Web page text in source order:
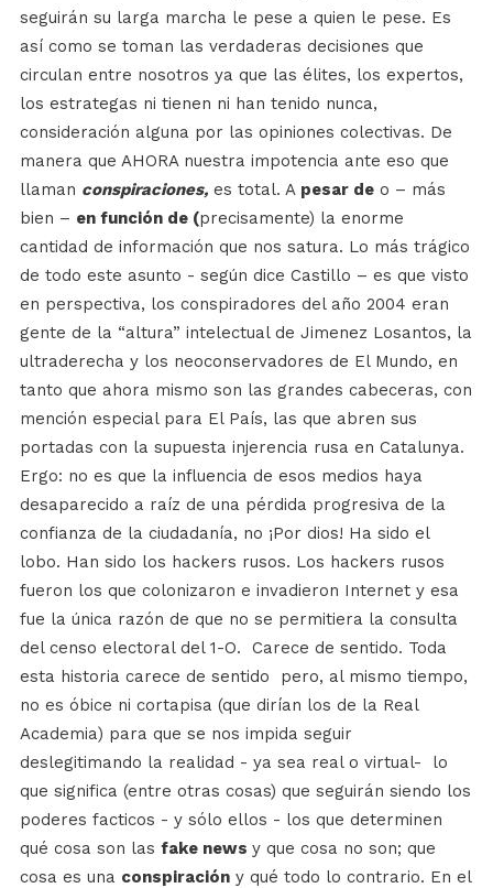
seguirán su larga marcha le pese a quien le pese. Es
así como se toman las verdaderas decisiones que
circulan entre nosotros ya que las élites, los expertos,
los estrategas ni tienen ni han tenido nunca,
consideración alguna por las opiniones colectivas. De
manera que AHORA nuestra impotencia ante eso que
llaman conspiraciones,es total. A pesar deo – más
bien – en función de (precisamente) la enorme
cantidad de información que nos satura. Lo más trágico
de todo este asunto - según dice Castillo – es que visto
en perspectiva, los conspiradores del año 2004 eran
gente de la “altura” intelectual de Jimenez Losantos, la
ultraderecha y los neoconservadores de El Mundo, en
tanto que ahora mismo son las grandes cabeceras, con
mención especial para El País, las que abren sus
portadas con la supuesta injerencia rusa en Catalunya.
Ergo: no es que la influencia de esos medios haya
desaparecido a raíz de una pérdida progresiva de la
confianza de la ciudadanía, no ¡Por dios! Ha sido el
lobo. Han sido los hackers rusos. Los hackers rusos
fueron los que colonizaron e invadieron Internet y esa
fue la única razón de que no se permitiera la consulta
del censo electoral del 1-O.
Carece de sentido. Toda
esta historia carece de sentido
pero, al mismo tiempo,
no es óbice ni cortapisa (que dirían los de la Real
Academia) para que se nos impida seguir
deslegitimando la realidad - ya sea real o virtual-
lo
que significa (entre otras cosas) que seguirán siendo los
poderes facticos - y sólo ellos - los que determinen
qué cosa son las fake news y que cosa no son; que
cosa es una conspiracióny qué todo lo contrario. En el